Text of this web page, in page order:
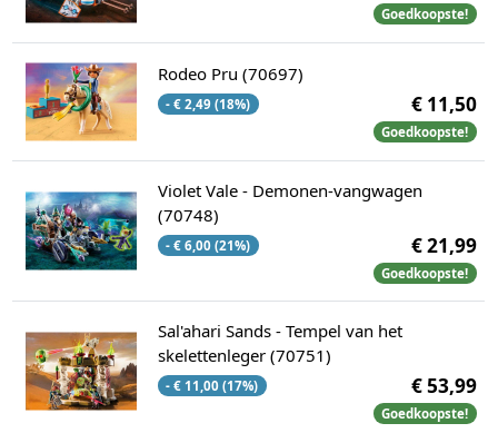
Goedkoopste!
Rodeo Pru (70697)
- € 2,49 (18%) € 11,50
Goedkoopste!
Violet Vale - Demonen-vangwagen
(70748)
- € 6,00 (21%) € 21,99
Goedkoopste!
Sal'ahari Sands - Tempel van het
skelettenleger (70751)
- € 11,00 (17%) € 53,99
Goedkoopste!